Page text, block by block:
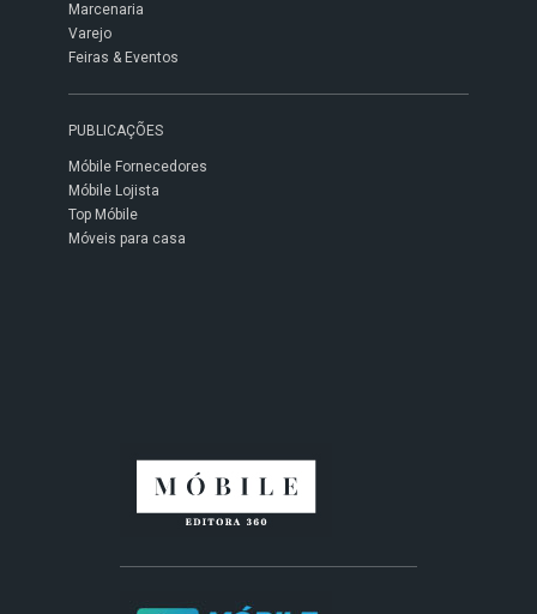
Marcenaria
Varejo
Feiras & Eventos
PUBLICAÇÕES
Móbile Fornecedores
Móbile Lojista
Top Móbile
Móveis para casa